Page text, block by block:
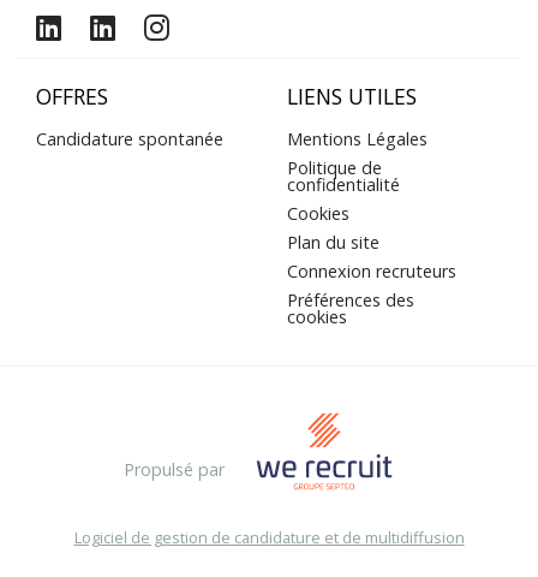
OFFRES
Candidature spontanée
LIENS UTILES
Mentions Légales
Politique de
confidentialité
Cookies
Plan du site
Connexion recruteurs
Préférences des
cookies
Propulsé par
Logiciel de gestion de candidature et de multidiffusion